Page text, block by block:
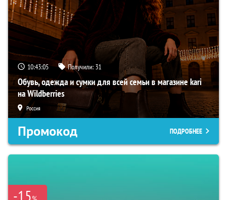
10:43:04 Получили: 31
Обувь, одежда и сумки для всей семьи в магазине kari
на Wildberries
Россия
Промокод ПОДРОБНЕЕ
-15